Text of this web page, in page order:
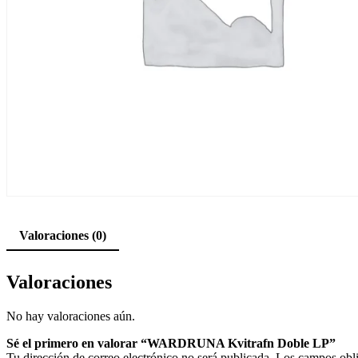
Valoraciones (0)
Valoraciones
No hay valoraciones aún.
Sé el primero en valorar “WARDRUNA Kvitrafn Doble LP”